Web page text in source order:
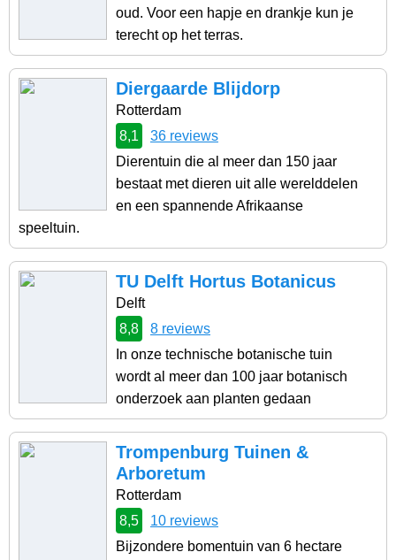
oud. Voor een hapje en drankje kun je
terecht op het terras.
Diergaarde Blijdorp
Rotterdam
8,1
36 reviews
Dierentuin die al meer dan 150 jaar
bestaat met dieren uit alle werelddelen
en een spannende Afrikaanse
speeltuin.
TU Delft Hortus Botanicus
Delft
8,8
8 reviews
In onze technische botanische tuin
wordt al meer dan 100 jaar botanisch
onderzoek aan planten gedaan
Trompenburg Tuinen &
Arboretum
Rotterdam
8,5
10 reviews
Bijzondere bomentuin van 6 hectare